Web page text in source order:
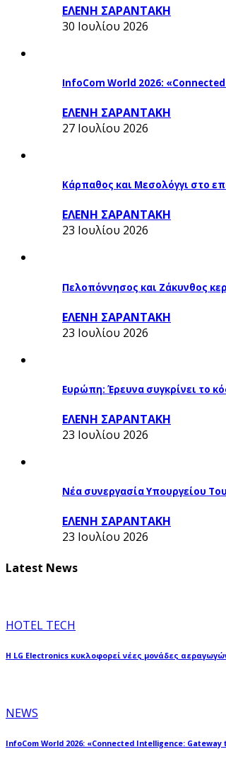
ΕΛΕΝΗ ΣΑΡΑΝΤΑΚΗ
30 Ιουλίου 2026
InfoCom World 2026:
ΕΛΕΝΗ ΣΑΡΑΝΤΑΚΗ
27 Ιουλίου 2026
Κάρπαθος και Μεσολόγγι στο
ΕΛΕΝΗ ΣΑΡΑΝΤΑΚΗ
23 Ιουλίου 2026
Πελοπόννησος και Ζάκυνθος
ΕΛΕΝΗ ΣΑΡΑΝΤΑΚΗ
23 Ιουλίου 2026
Ευρώπη: Έρευνα συγκρίνει το
ΕΛΕΝΗ ΣΑΡΑΝΤΑΚΗ
23 Ιουλίου 2026
Νέα συνεργασία Υπουργείου
ΕΛΕΝΗ ΣΑΡΑΝΤΑΚΗ
23 Ιουλίου 2026
Latest News
HOTEL TECH
Η LG Electronics κυκλοφορεί νέες μονάδες
NEWS
InfoCom World 2026: «Connected Intelligence: